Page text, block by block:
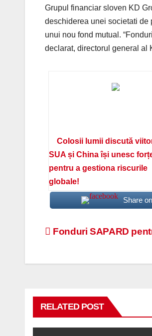
Grupul financiar sloven KD
deschiderea unei societati de
unui nou fond mutual.
declarat, directorul general al
Colosii lumii discută
SUA și China își unesc
pentru a gestiona riscurile
globale!
Share
Navigare
Fonduri SAPARD
RELATED POST